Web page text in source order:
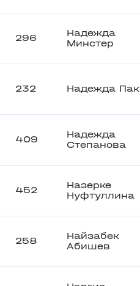
296
Надежда
Минстер
232 Надежда Пак
409
Надежда
Степанова
452
Назерке
Нуфтуллина
258
Найзабек
Абишев